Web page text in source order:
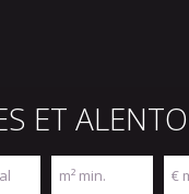
ET